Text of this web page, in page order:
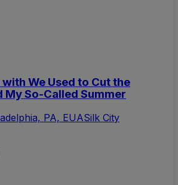
We Used to Cut the
My So-Called Summer
PA, EUASilk City